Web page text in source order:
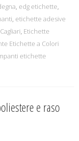
, edg etichette,
, etichette adesive
, Etichette
Etichette a Colori
etichette
e raso